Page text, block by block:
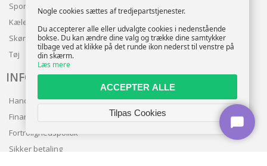
Sport
Kæledyr
Skønhed
Tøj
INFO
Handelsbetingelser
Finansering
Fortrolighedspolitik
Sikker betaling
Nogle cookies sættes af tredjepartstjenester.
Du accepterer alle eller udvalgte cookies i nedenstående
bokse. Du kan ændre dine valg og trække dine samtykker
tilbage ved at klikke på det runde ikon nederst til venstre på
din skærm.
Læs mere
ACCEPTER ALLE
Tilpas Cookies